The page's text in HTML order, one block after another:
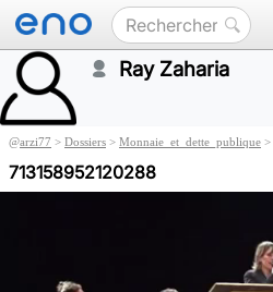
Ray Zaharia
@arzi77 > Dossiers > Monnaie_et_dette_publique >
713158952120288